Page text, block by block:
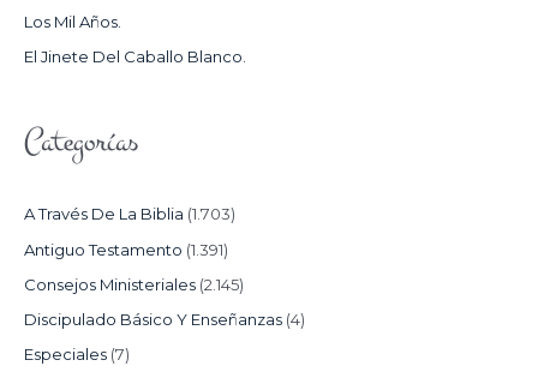
:Los Mil Años.
El Jinete Del Caballo Blanco.
Categorías
A Través De La Biblia (1.703)
Antiguo Testamento (1.391)
Consejos Ministeriales (2.145)
Discipulado Básico Y Enseñanzas (4)
Especiales (7)